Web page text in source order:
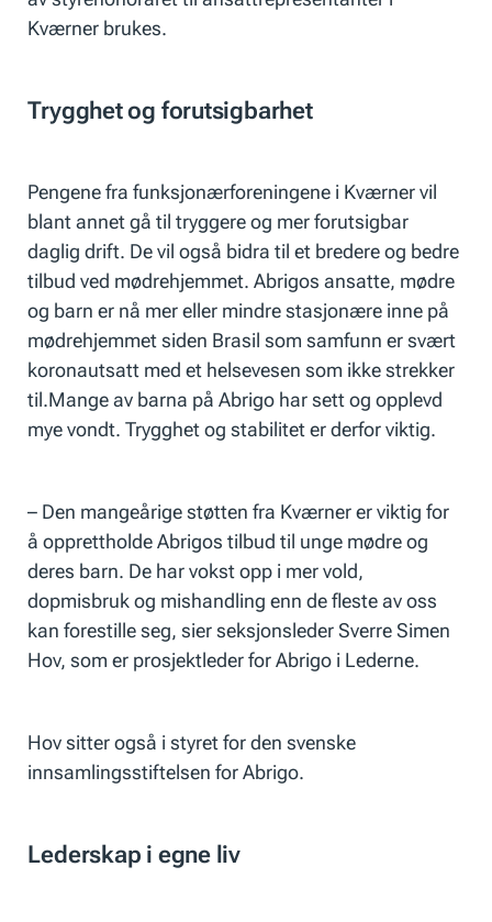
Kværner brukes.
Trygghet og forutsigbarhet
Pengene fra funksjonærforeningene i Kværner vil
blant annet gå til tryggere og mer forutsigbar
daglig drift. De vil også bidra til et bredere og bedre
tilbud ved mødrehjemmet. Abrigos ansatte, mødre
og barn er nå mer eller mindre stasjonære inne på
mødrehjemmet siden Brasil som samfunn er svært
koronautsatt med et helsevesen som ikke strekker
til.Mange av barna på Abrigo har sett og opplevd
mye vondt. Trygghet og stabilitet er derfor viktig.
– Den mangeårige støtten fra Kværner er viktig for
å opprettholde Abrigos tilbud til unge mødre og
deres barn. De har vokst opp i mer vold,
dopmisbruk og mishandling enn de fleste av oss
kan forestille seg, sier seksjonsleder Sverre Simen
Hov, som er prosjektleder for Abrigo i Lederne.
Hov sitter også i styret for den svenske
innsamlingsstiftelsen for Abrigo.
Lederskap i egne liv